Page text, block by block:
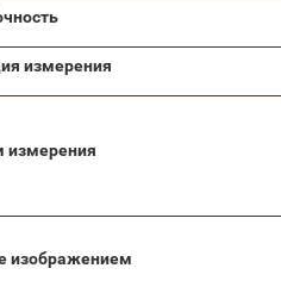
измерения
измерения
изображением